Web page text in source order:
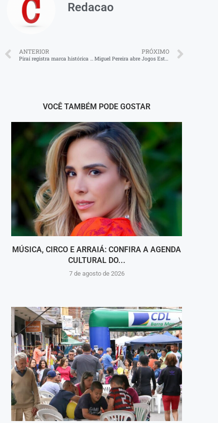
Redacao
ANTERIOR
Piraí registra marca histórica de prisões em apenas seis meses
PRÓXIMO
Miguel Pereira abre Jogos Estudantis 2025 com integração entre escolas públicas e privadas
VOCÊ TAMBÉM PODE GOSTAR
MÚSICA, CIRCO E ARRAIÁ: CONFIRA A AGENDA
CULTURAL DO...
7 de agosto de 2026